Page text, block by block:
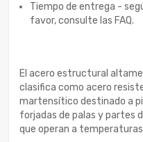
Tiempo de entrega -
favor, consulte las FAQ.
El acero estructural
clasifica como acero
martensítico destinado a
forjadas de palas y partes
que operan a